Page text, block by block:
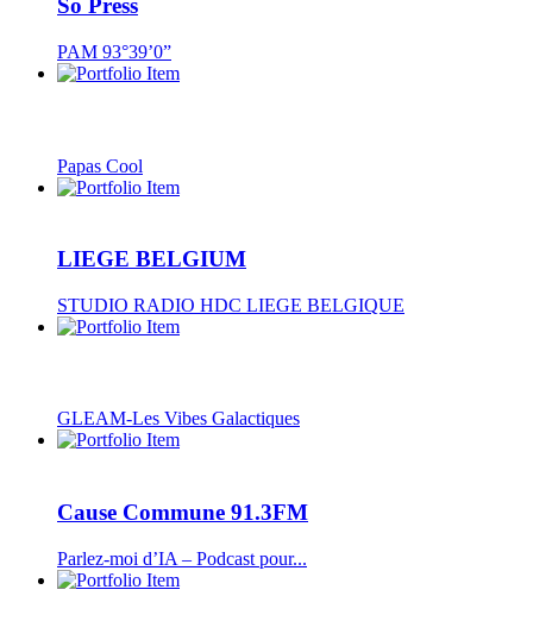
So Press
PAM 93°39’0”
Papas Cool
LIEGE BELGIUM
STUDIO RADIO HDC LIEGE BELGIQUE
GLEAM-Les Vibes Galactiques
Cause Commune 91.3FM
Parlez-moi d’IA – Podcast pour...